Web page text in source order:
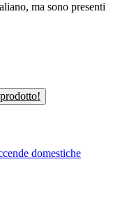
ma sono presenti
domestiche